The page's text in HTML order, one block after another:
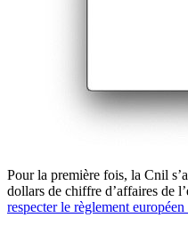
Pour la première fois, la Cnil
dollars de chiffre d’affaires de
respecter le règlement